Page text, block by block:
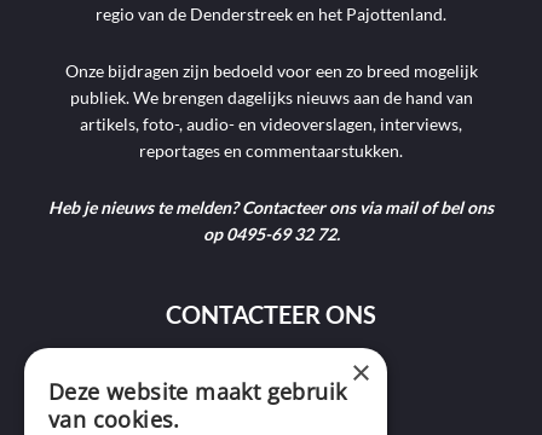
regio van de Denderstreek en het Pajottenland.
Onze bijdragen zijn bedoeld voor een zo breed mogelijk
publiek. We brengen dagelijks nieuws aan de hand van
artikels, foto-, audio- en videoverslagen, interviews,
reportages en commentaarstukken.
Heb je nieuws te melden? Contacteer ons via mail of bel ons
op 0495-69 32 72.
CONTACTEER ONS
9400 Ninove ×
Deze website maakt gebruik
van cookies.